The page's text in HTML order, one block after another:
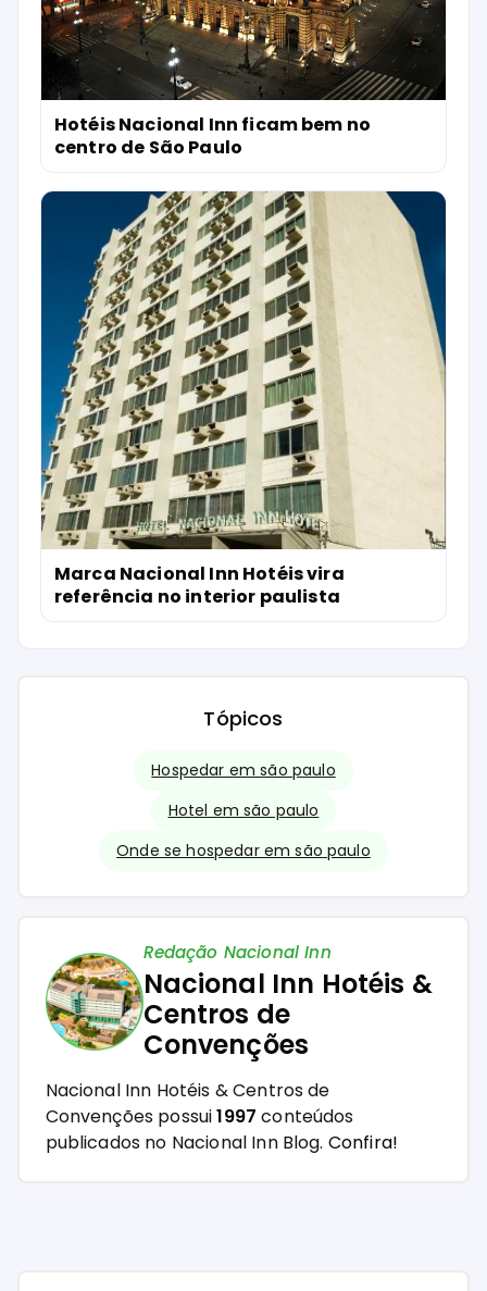
Hotéis Nacional Inn ficam bem no
centro de São Paulo
Marca Nacional Inn Hotéis vira
referência no interior paulista
Tópicos
Hospedar em são paulo
Hotel em são paulo
Onde se hospedar em são paulo
Redação Nacional Inn
Nacional Inn Hotéis &
Centros de
Convenções
Nacional Inn Hotéis & Centros de
Convenções possui1997 conteúdos
publicados no Nacional Inn Blog. Confira!